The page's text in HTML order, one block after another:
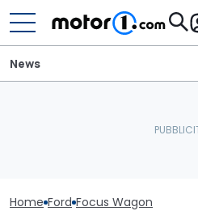
News
Home Ford Focus Wagon